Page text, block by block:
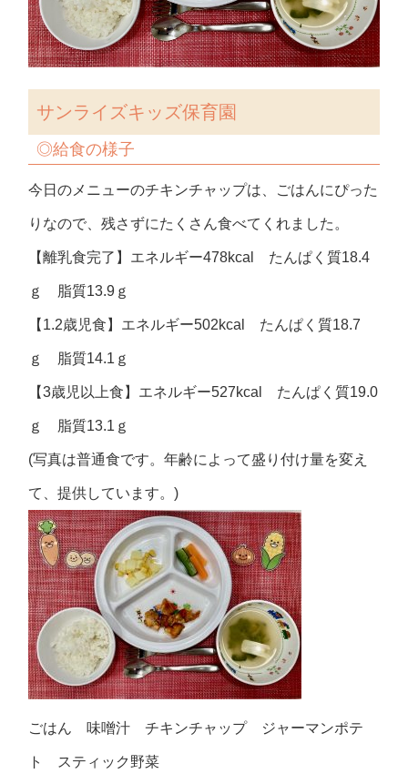
サンライズキッズ保育園
◎給食の様子
今日のメニューのチキンチャップは、ごはんにぴった
りなので、残さずにたくさん食べてくれました。
【離乳食完了】エネルギー478kcal たんぱく質18.4
ｇ 脂質13.9ｇ
【1.2歳児食】エネルギー502kcal たんぱく質18.7
ｇ 脂質14.1ｇ
【3歳児以上食】エネルギー527kcal たんぱく質19.0
ｇ 脂質13.1ｇ
(写真は普通食です。年齢によって盛り付け量を変え
て、提供しています。)
ごはん 味噌汁 チキンチャップ ジャーマンポテ
ト スティック野菜